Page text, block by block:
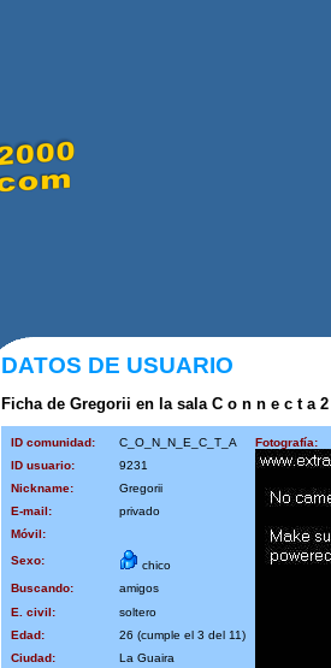
DATOS DE USUARIO
Ficha de Gregorii en la sala C o n n e c t a
ID comunidad: C_O_N_N_E_C_T_A
Fotografía:
ID usuario:
9231
Nickname:
Gregorii
E-mail:
privado
Móvil:
Sexo:
chico
Buscando:
amigos
E. civil:
soltero
Edad:
26 (cumple el 3 del 11)
Ciudad:
La Guaira